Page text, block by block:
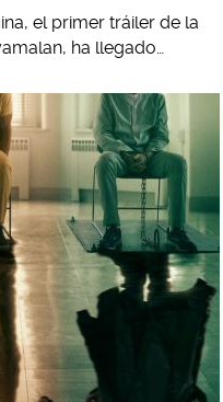
el primer tráiler de la
ha llegado…